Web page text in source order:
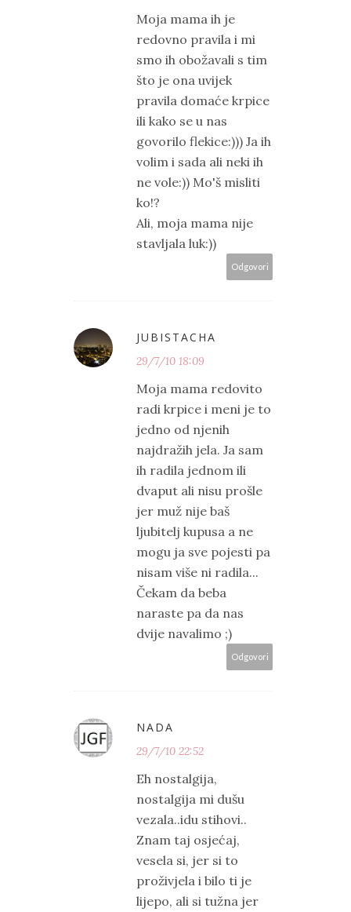
Moja mama ih je
redovno pravila i mi
smo ih obožavali s tim
što je ona uvijek
pravila domaće krpice
ili kako se u nas
govorilo flekice:))) Ja ih
volim i sada ali neki ih
ne vole:)) Mo'š misliti
ko!?
Ali, moja mama nije
stavljala luk:))
Odgovori
JUBISTACHA
29/7/10 18:09
Moja mama redovito
radi krpice i meni je to
jedno od njenih
najdražih jela. Ja sam
ih radila jednom ili
dvaput ali nisu prošle
jer muž nije baš
ljubitelj kupusa a ne
mogu ja sve pojesti pa
nisam više ni radila...
Čekam da beba
naraste pa da nas
dvije navalimo ;)
Odgovori
NADA
29/7/10 22:52
Eh nostalgija,
nostalgija mi dušu
vezala..idu stihovi..
Znam taj osjećaj,
vesela si, jer si to
proživjela i bilo ti je
lijepo, ali si tužna jer